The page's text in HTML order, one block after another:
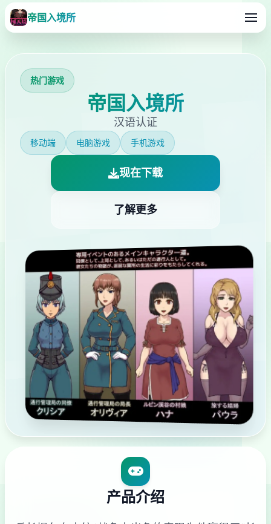
帝国入境所
热门游戏
帝国入境所
汉语认证
移动端 电脑游戏 手机游戏
现在下载
了解更多
产品介绍